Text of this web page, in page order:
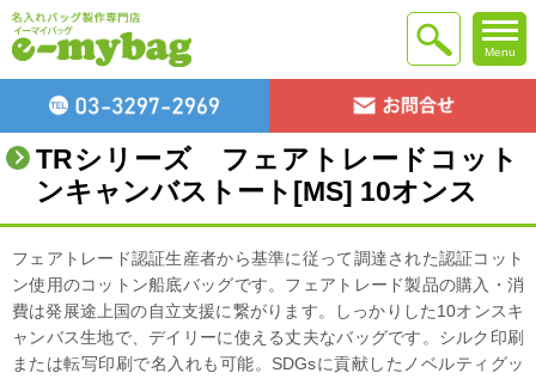
Menu
TRシリーズ フェアトレードコット
ンキャンバストート[MS] 10オンス
フェアトレード認証生産者から基準に従って調達された認証コット
ン使用のコットン船底バッグです。フェアトレード製品の購入・消
費は発展途上国の自立支援に繋がります。しっかりした10オンスキ
ャンバス生地で、デイリーに使える丈夫なバッグです。シルク印刷
または転写印刷で名入れも可能。SDGsに貢献したノベルティグッ